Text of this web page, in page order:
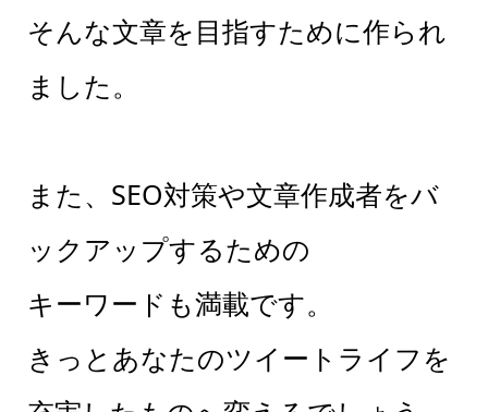
そんな文章を目指すために作られ
ました。
また、SEO対策や文章作成者をバ
ックアップするための
キーワードも満載です。
きっとあなたのツイートライフを